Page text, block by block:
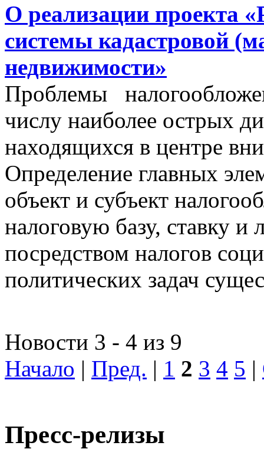
О реализации проекта
системы кадастровой
недвижимости»
Проблемы
числу наиболее острых
находящихся в центре
Определение главных
объект и субъект
налоговую базу, ставку и
посредством налогов
политических задач
Новости 3 - 4 из 9
Начало | Пред. | 1 2 3 4 5 |
Пресс-релизы